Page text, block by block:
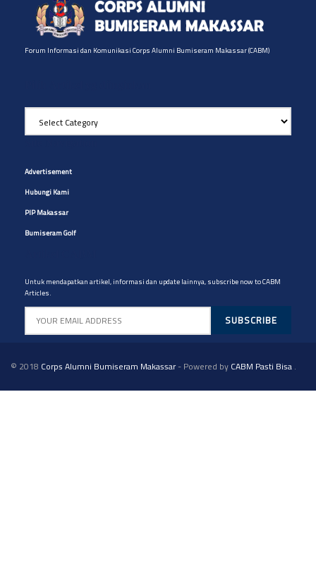
Forum Informasi dan Komunikasi Corps Alumni Bumiseram Makassar (CABM)
Pilih
Artikel
yg
Advertisement
Hubungi Kami
PIP Makassar
Bumiseram Golf
Untuk mendapatkan artikel, informasi dan update lainnya, subscribe now to CABM
Articles.
© 2018 Corps Alumni Bumiseram Makassar- Powered byCABM Pasti Bisa.